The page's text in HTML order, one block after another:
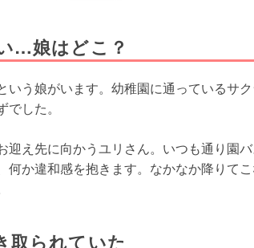
…娘はどこ？
いう娘がいます。幼稚園に通っているサ
した。
迎え先に向かうユリさん。いつも通り園
何か違和感を抱きます。なかなか降りて
取られていた